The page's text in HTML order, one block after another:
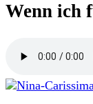
Wenn ich